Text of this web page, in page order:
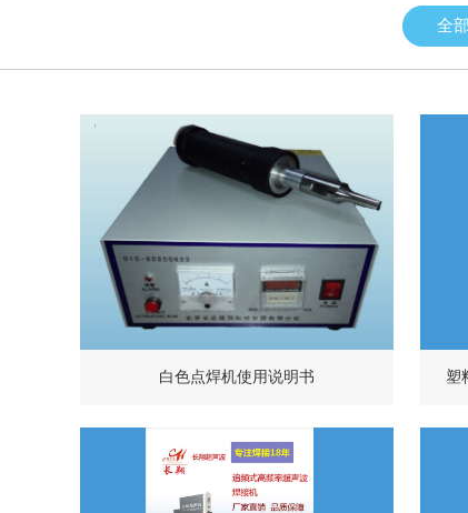
全
白色点焊机使用说明书 塑